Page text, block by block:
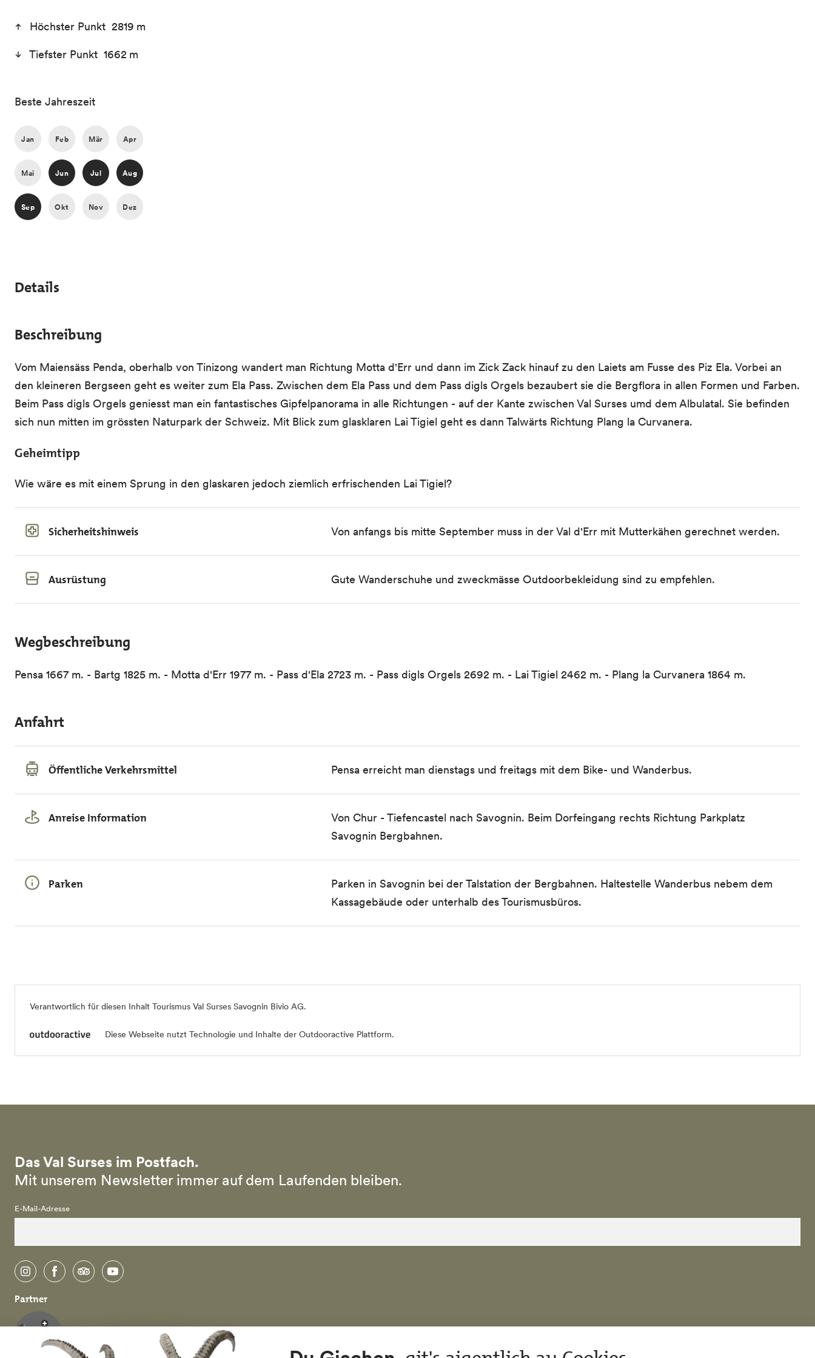
Höchster Punkt 2819 m
Tiefster Punkt 1662 m
Beste Jahreszeit
Jan Feb Mär Apr
Mai Jun Jul Aug
Sep Okt Nov Dez
Details
Beschreibung
Vom Maiensäss Penda, oberhalb von Tinizong wandert man Richtung Motta d'Err und dann im Zick Zack hinauf zu den Laiets am Fusse des Piz Ela. Vorbei an
den kleineren Bergseen geht es weiter zum Ela Pass. Zwischen dem Ela Pass und dem Pass digls Orgels bezaubert sie die Bergflora in allen Formen und Farben.
Beim Pass digls Orgels geniesst man ein fantastisches Gipfelpanorama in alle Richtungen - auf der Kante zwischen Val Surses umd dem Albulatal. Sie befinden
sich nun mitten im grössten Naturpark der Schweiz. Mit Blick zum glasklaren Lai Tigiel geht es dann Talwärts Richtung Plang la Curvanera.
Geheimtipp
Wie wäre es mit einem Sprung in den glaskaren jedoch ziemlich erfrischenden Lai Tigiel?
Sicherheitshinweis Von anfangs bis mitte September muss in der Val d'Err mit Mutterkähen gerechnet werden.
Ausrüstung Gute Wanderschuhe und zweckmässe Outdoorbekleidung sind zu empfehlen.
Wegbeschreibung
Pensa 1667 m. - Bartg 1825 m. - Motta d'Err 1977 m. - Pass d'Ela 2723 m. - Pass digls Orgels 2692 m. - Lai Tigiel 2462 m. - Plang la Curvanera 1864 m.
Anfahrt
Öffentliche Verkehrsmittel Pensa erreicht man dienstags und freitags mit dem Bike- und Wanderbus.
Anreise Information
Von Chur - Tiefencastel nach Savognin. Beim Dorfeingang rechts Richtung Parkplatz
Savognin Bergbahnen.
Parken
Parken in Savognin bei der Talstation der Bergbahnen. Haltestelle Wanderbus nebem dem
Kassagebäude oder unterhalb des Tourismusbüros.
Verantwortlich für diesen Inhalt Tourismus Val Surses Savognin Bivio AG.
Diese Webseite nutzt Technologie und Inhalte der Outdooractive Plattform.
Das Val Surses im Postfach.
Mit unserem Newsletter immer auf dem Laufenden bleiben.
E-Mail-Adresse
instagramfacebooktripadvisoryoutube
Partner